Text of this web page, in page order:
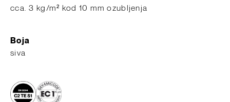
cca. 3 kg/m² kod 10 mm ozubljenja
Boja
siva